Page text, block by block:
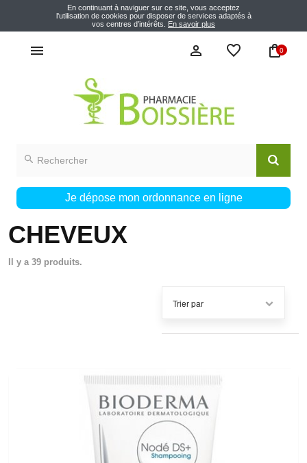
En continuant à naviguer sur ce site, vous acceptez
l'utilisation de cookies pour disposer de services adaptés à
vos centres d’intérêts. En savoir plus
0
Je dépose mon ordonnance en ligne
CHEVEUX
Il y a 39 produits.